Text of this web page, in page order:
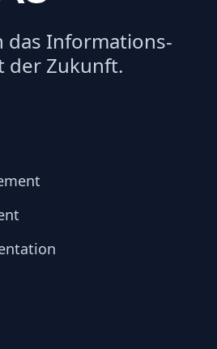
das Informations­
der Zukunft.